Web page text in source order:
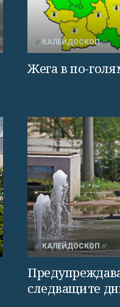
КАЛЕЙДОСКОП
Жега в по-
КАЛЕЙДОСКОП
следващите